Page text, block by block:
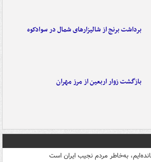
برداشت برنج از شالیزارهای شمال در سوادکوه
بازگشت زوار اربعین از مرز مهران
به‌خاطر مردم نجیب ایران است